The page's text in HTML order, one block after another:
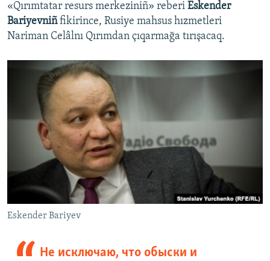
«Qırımtatar resurs merkeziniñ» reberi Eskender
Bariyevniñfikirince, Rusiye mahsus hızmetleri
Nariman Celâlnı Qırımdan çıqarmağa tırışacaq.
Eskender Bariyev
Не исключаю, что обыски и